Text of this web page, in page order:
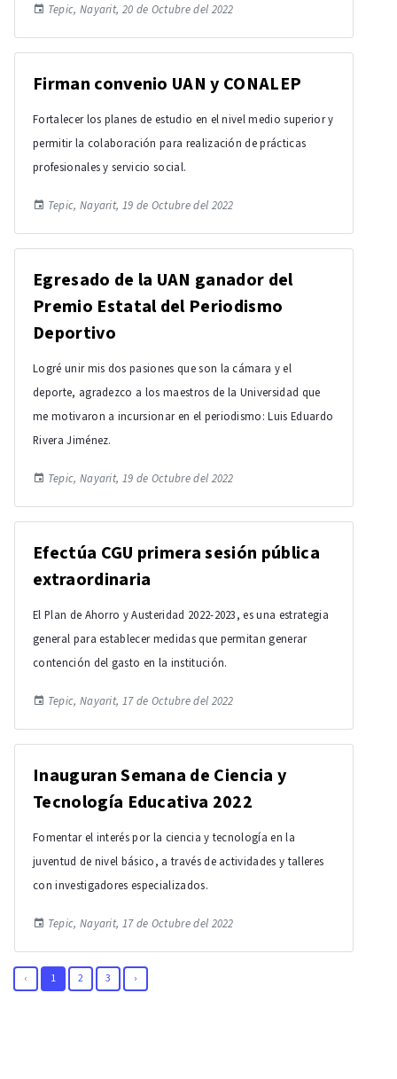
Tepic, Nayarit, 20 de Octubre del 2022
Firman convenio UAN y CONALEP
Fortalecer los planes de estudio en el nivel medio superior y
permitir la colaboración para realización de prácticas
profesionales y servicio social.
Tepic, Nayarit, 19 de Octubre del 2022
Egresado de la UAN ganador del
Premio Estatal del Periodismo
Deportivo
Logré unir mis dos pasiones que son la cámara y el
deporte, agradezco a los maestros de la Universidad que
me motivaron a incursionar en el periodismo: Luis Eduardo
Rivera Jiménez.
Tepic, Nayarit, 19 de Octubre del 2022
Efectúa CGU primera sesión pública
extraordinaria
El Plan de Ahorro y Austeridad 2022-2023, es una estrategia
general para establecer medidas que permitan generar
contención del gasto en la institución.
Tepic, Nayarit, 17 de Octubre del 2022
Inauguran Semana de Ciencia y
Tecnología Educativa 2022
Fomentar el interés por la ciencia y tecnología en la
juventud de nivel básico, a través de actividades y talleres
con investigadores especializados.
Tepic, Nayarit, 17 de Octubre del 2022
‹ 1 2 3 ›